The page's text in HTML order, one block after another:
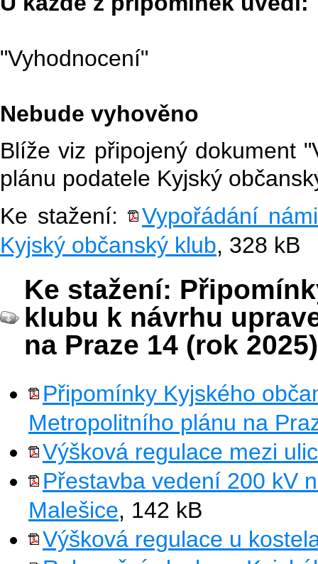
"Vyhodnocení"
Nebude vyhověno
Blíže viz připojený dokument
plánu podatele Kyjský
Ke stažení:
Vypořádání
Kyjský občanský klub, 328 kB
Ke stažení:
klubu k návrhu
na Praze 14 (rok 2025)
Připomínky Kyjského
Metropolitního plánu na
Výšková regulace mezi
Přestavba vedení 200 kV
Malešice, 142 kB
Výšková regulace u